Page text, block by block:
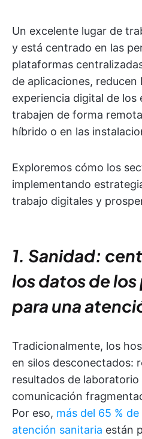
Un excelente lugar de
y está centrado en las
plataformas
de aplicaciones,
experiencia digital de los
trabajen de forma
híbrido o en las
Exploremos cómo los
implementando
trabajo digitales y
1. Sanidad:
los datos de
para una
Tradicionalmente, los
en silos desconectados:
resultados de
comunicación
Por eso, más del 65 %
atención sanitaria están